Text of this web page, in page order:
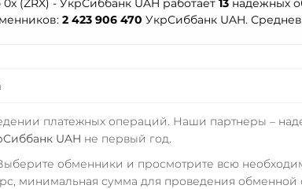
(ZRX) - УкрСиббанк UAH работает 13надежных
2 423 906 470 УкрСиббанк UAH.
платежных операций. Наши партнеры –
UAH не первый год.
Выберите обменники и просмотрите всю
минимальная сумма для проведения